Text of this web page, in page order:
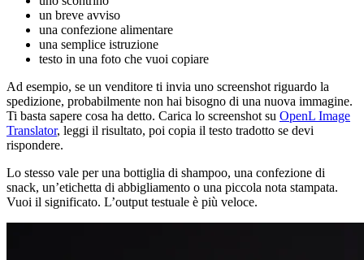
un breve avviso
una confezione alimentare
una semplice istruzione
testo in una foto che vuoi copiare
Ad esempio, se un venditore ti invia uno screenshot riguardo la
spedizione, probabilmente non hai bisogno di una nuova immagine.
Ti basta sapere cosa ha detto. Carica lo screenshot su OpenL Image
Translator, leggi il risultato, poi copia il testo tradotto se devi
rispondere.
Lo stesso vale per una bottiglia di shampoo, una confezione di
snack, un’etichetta di abbigliamento o una piccola nota stampata.
Vuoi il significato. L’output testuale è più veloce.